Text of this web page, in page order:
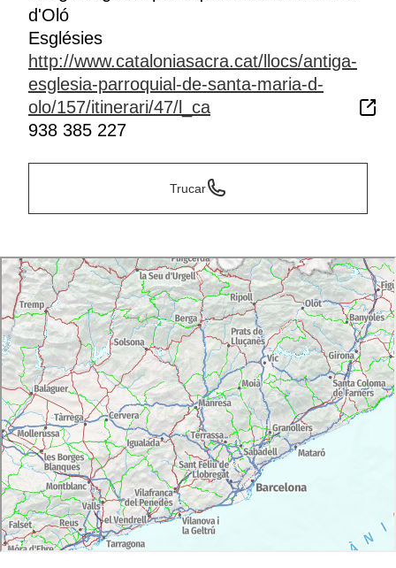
d'Oló
Esglésies
http://www.cataloniasacra.cat/llocs/antiga-
esglesia-parroquial-de-santa-maria-d-
olo/157/itinerari/47/l_ca
938 385 227
Trucar